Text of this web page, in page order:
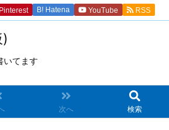
いてます
次へ 検索
Pinterest B! Hatena YouTube RSS